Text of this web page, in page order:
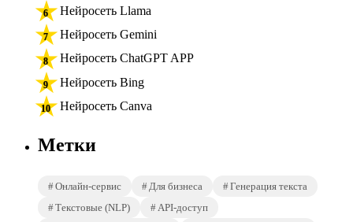
Нейросеть Llama
Нейросеть Gemini
Нейросеть ChatGPT APP
Нейросеть Bing
Нейросеть Canva
Метки
Онлайн-сервис Для бизнеса
Генерация текста
Текстовые (NLP)
API-доступ